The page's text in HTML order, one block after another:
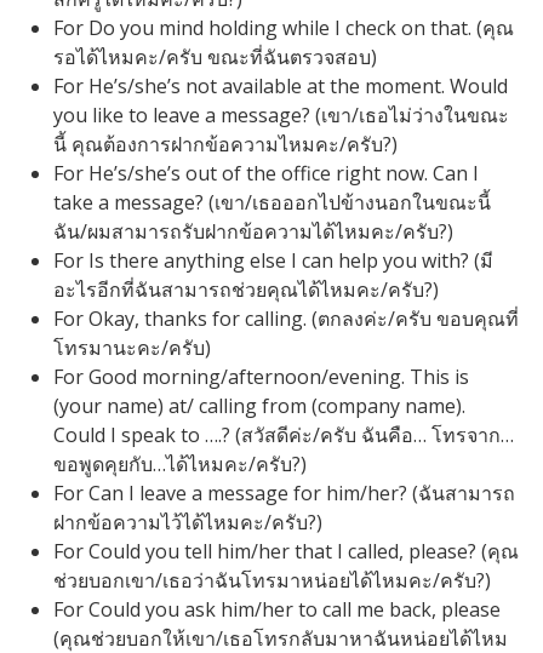
For Do you mind holding while I check on that. (คุณ
รอได้ไหมคะ/ครับ ขณะที่ฉันตรวจสอบ)
For He’s/she’s not available at the moment. Would
you like to leave a message? (เขา/เธอไม่ว่างในขณะ
นี้ คุณต้องการฝากข้อความไหมคะ/ครับ?)
For He’s/she’s out of the office right now. Can I
take a message? (เขา/เธอออกไปข้างนอกในขณะนี้
ฉัน/ผมสามารถรับฝากข้อความได้ไหมคะ/ครับ?)
For Is there anything else I can help you with? (มี
อะไรอีกที่ฉันสามารถช่วยคุณได้ไหมคะ/ครับ?)
For Okay, thanks for calling. (ตกลงค่ะ/ครับ ขอบคุณที่
โทรมานะคะ/ครับ)
For Good morning/afternoon/evening. This is
(your name) at/ calling from (company name).
Could I speak to ….? (สวัสดีค่ะ/ครับ ฉันคือ… โทรจาก…
ขอพูดคุยกับ…ได้ไหมคะ/ครับ?)
For Can I leave a message for him/her? (ฉันสามารถ
ฝากข้อความไว้ได้ไหมคะ/ครับ?)
For Could you tell him/her that I called, please? (คุณ
ช่วยบอกเขา/เธอว่าฉันโทรมาหน่อยได้ไหมคะ/ครับ?)
For Could you ask him/her to call me back, please
(คุณช่วยบอกให้เขา/เธอโทรกลับมาหาฉันหน่อยได้ไหม